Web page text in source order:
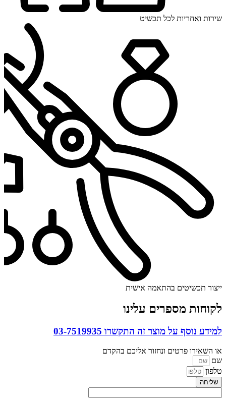
שירות ואחריות לכל תכשיט
ייצור תכשיטים בהתאמה אישית
לקוחות מספרים עלינו
למידע נוסף על מוצר זה התקשרו 03-7519935
או השאירו פרטים ונחזור אליכם בהקדם
שם
טלפון
שליחה